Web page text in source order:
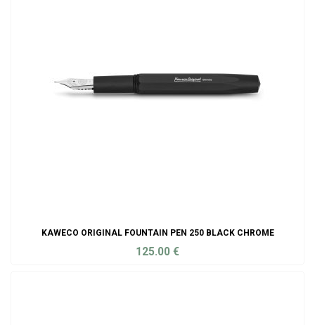
KAWECO ORIGINAL FOUNTAIN PEN 250 BLACK CHROME
125.00 €